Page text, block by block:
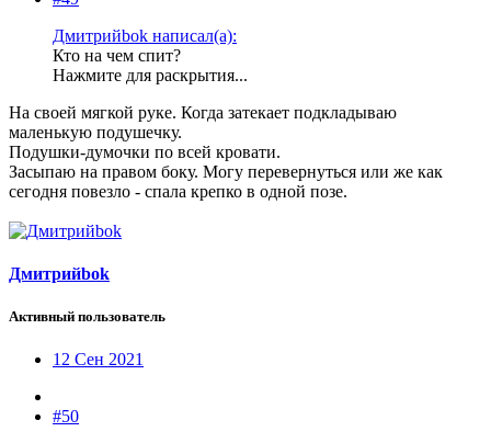
Дмитрийbok написал(а):
Кто на чем спит?
Нажмите для раскрытия...
На своей мягкой руке. Когда затекает подкладываю
маленькую подушечку.
Подушки-думочки по всей кровати.
Засыпаю на правом боку. Могу перевернуться или же как
сегодня повезло - спала крепко в одной позе.
Дмитрийbok
Активный пользователь
12 Сен 2021
#50